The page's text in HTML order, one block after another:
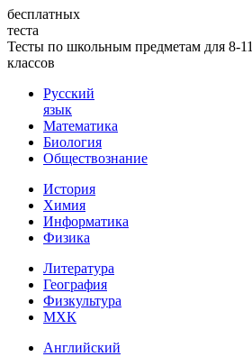
бесплатных
теста
Тесты по школьным предметам для 8-11
классов
Русский
язык
Математика
Биология
Обществознание
История
Химия
Информатика
Физика
Литература
География
Физкультура
МХК
Английский